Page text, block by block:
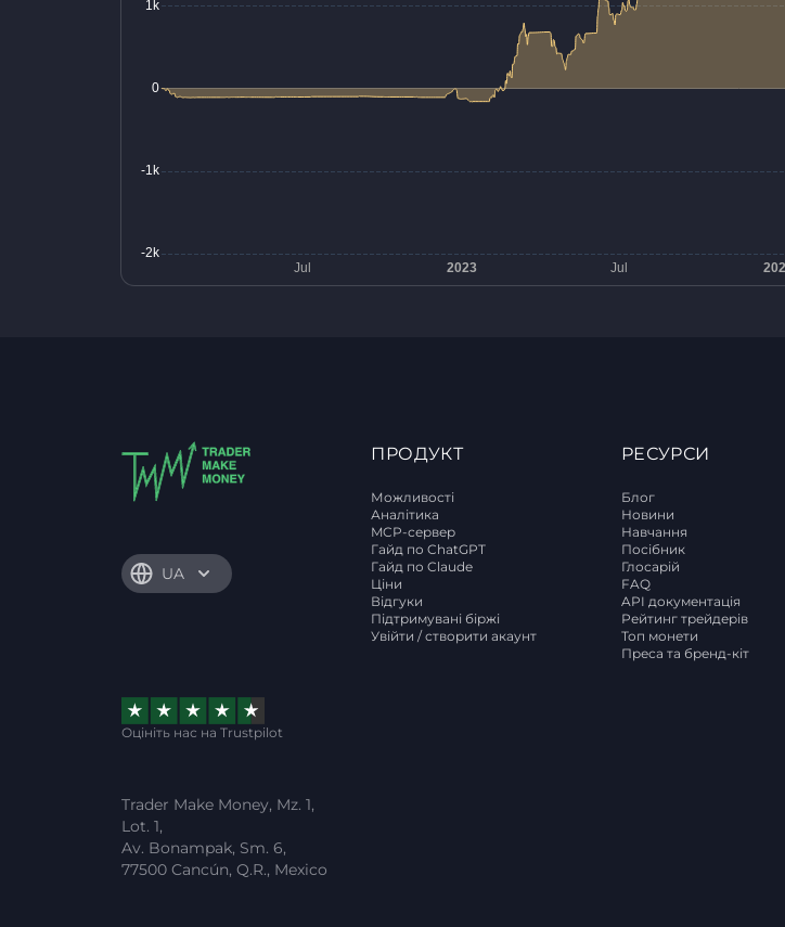
UA
Оцініть нас на Trustpilot
Trader Make Money, Mz. 1,
Lot. 1,
Av. Bonampak, Sm. 6,
77500 Cancún, Q.R., Mexico
ПРОДУКТ
Можливості
Аналітика
MCP-сервер
Гайд по ChatGPT
Гайд по Claude
Ціни
Відгуки
Підтримувані біржі
Увійти / створити акаунт
РЕСУРСИ
Блог
Новини
Навчання
Посібник
Глосарій
FAQ
API документація
Рейтинг трейдерів
Топ монети
Преса та бренд-кіт